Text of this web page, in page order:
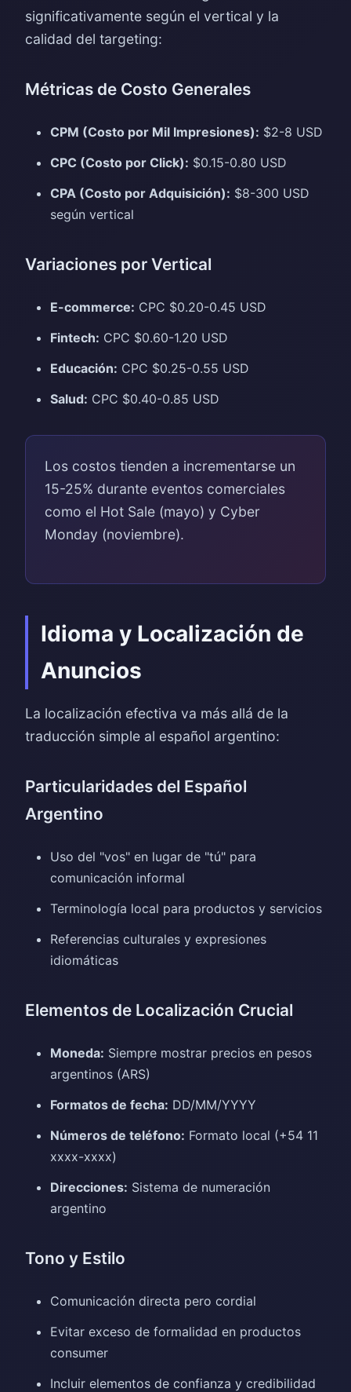
significativamente según el vertical y la
calidad del targeting:
Métricas de Costo Generales
CPM (Costo por Mil Impresiones): $2-8 USD
CPC (Costo por Click): $0.15-0.80 USD
CPA (Costo por Adquisición): $8-300 USD
según vertical
Variaciones por Vertical
E-commerce: CPC $0.20-0.45 USD
Fintech: CPC $0.60-1.20 USD
Educación: CPC $0.25-0.55 USD
Salud: CPC $0.40-0.85 USD
Los costos tienden a incrementarse un
15-25% durante eventos comerciales
como el Hot Sale (mayo) y Cyber
Monday (noviembre).
Idioma y Localización de
Anuncios
La localización efectiva va más allá de la
traducción simple al español argentino:
Particularidades del Español
Argentino
Uso del "vos" en lugar de "tú" para
comunicación informal
Terminología local para productos y servicios
Referencias culturales y expresiones
idiomáticas
Elementos de Localización Crucial
Moneda: Siempre mostrar precios en pesos
argentinos (ARS)
Formatos de fecha: DD/MM/YYYY
Números de teléfono: Formato local (+54 11
xxxx-xxxx)
Direcciones: Sistema de numeración
argentino
Tono y Estilo
Comunicación directa pero cordial
Evitar exceso de formalidad en productos
consumer
Incluir elementos de confianza y credibilidad